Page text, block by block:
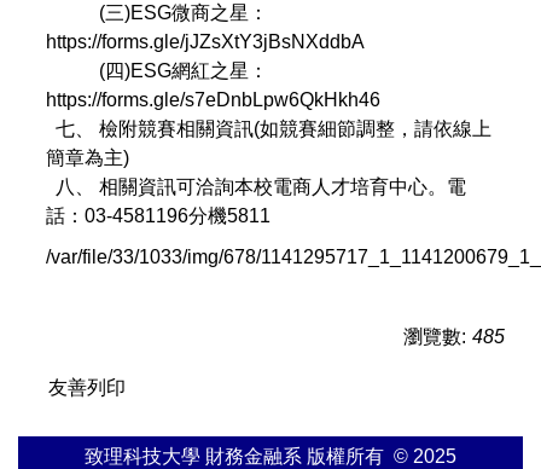
(三)ESG微商之星：
https://forms.gle/jJZsXtY3jBsNXddbA
(四)ESG網紅之星：
https://forms.gle/s7eDnbLpw6QkHkh46
七、 檢附競賽相關資訊(如競賽細節調整，請依線上
簡章為主)
八、 相關資訊可洽詢本校電商人才培育中心。電
話：03-4581196分機5811
/var/file/33/1033/img/678/
瀏覽數: 485
友善列印
致理科技大學 財務金融系 版權所有 © 2025